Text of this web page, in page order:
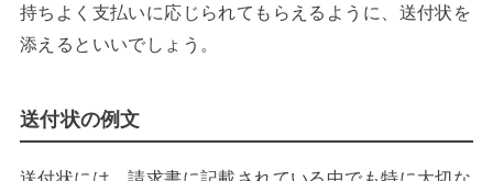
持ちよく支払いに応じられてもらえるように、送付状を
添えるといいでしょう。
送付状の例文